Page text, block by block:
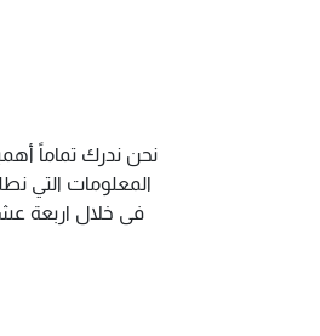
نحن ندرك تماماً
المعلومات التي
فى خلال اربعة